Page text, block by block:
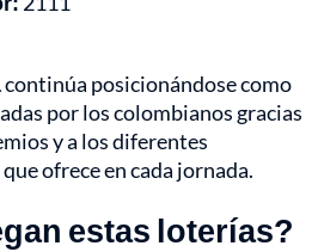
continúa posicionándose como
por los colombianos gracias
y a los diferentes
ofrece en cada jornada.
estas loterías?